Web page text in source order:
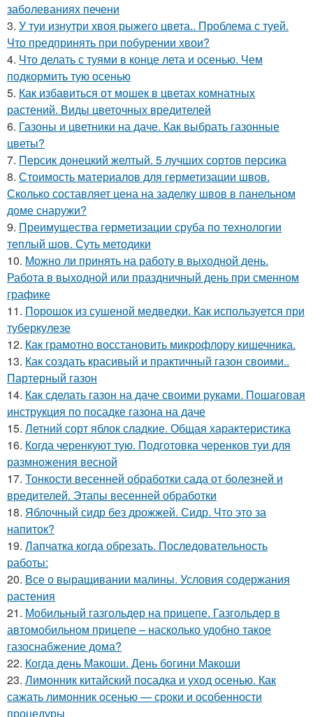
заболеваниях печени
3. У туи изнутри хвоя рыжего цвета.. Проблема с туей.
Что предпринять при побурении хвои?
4. Что делать с туями в конце лета и осенью. Чем
подкормить тую осенью
5. Как избавиться от мошек в цветах комнатных
растений. Виды цветочных вредителей
6. Газоны и цветники на даче. Как выбрать газонные
цветы?
7. Персик донецкий желтый. 5 лучших сортов персика
8. Стоимость материалов для герметизации швов.
Сколько составляет цена на заделку швов в панельном
доме снаружи?
9. Преимущества герметизации сруба по технологии
теплый шов. Суть методики
10. Можно ли принять на работу в выходной день.
Работа в выходной или праздничный день при сменном
графике
11. Порошок из сушеной медведки. Как используется при
туберкулезе
12. Как грамотно восстановить микрофлору кишечника.
13. Как создать красивый и практичный газон своими..
Партерный газон
14. Как сделать газон на даче своими руками. Пошаговая
инструкция по посадке газона на даче
15. Летний сорт яблок сладкие. Общая характеристика
16. Когда черенкуют тую. Подготовка черенков туи для
размножения весной
17. Тонкости весенней обработки сада от болезней и
вредителей. Этапы весенней обработки
18. Яблочный сидр без дрожжей. Сидр. Что это за
напиток?
19. Лапчатка когда обрезать. Последовательность
работы:
20. Все о выращивании малины. Условия содержания
растения
21. Мобильный газгольдер на прицепе. Газгольдер в
автомобильном прицепе – насколько удобно такое
газоснабжение дома?
22. Когда день Макоши. День богини Макоши
23. Лимонник китайский посадка и уход осенью. Как
сажать лимонник осенью — сроки и особенности
процедуры